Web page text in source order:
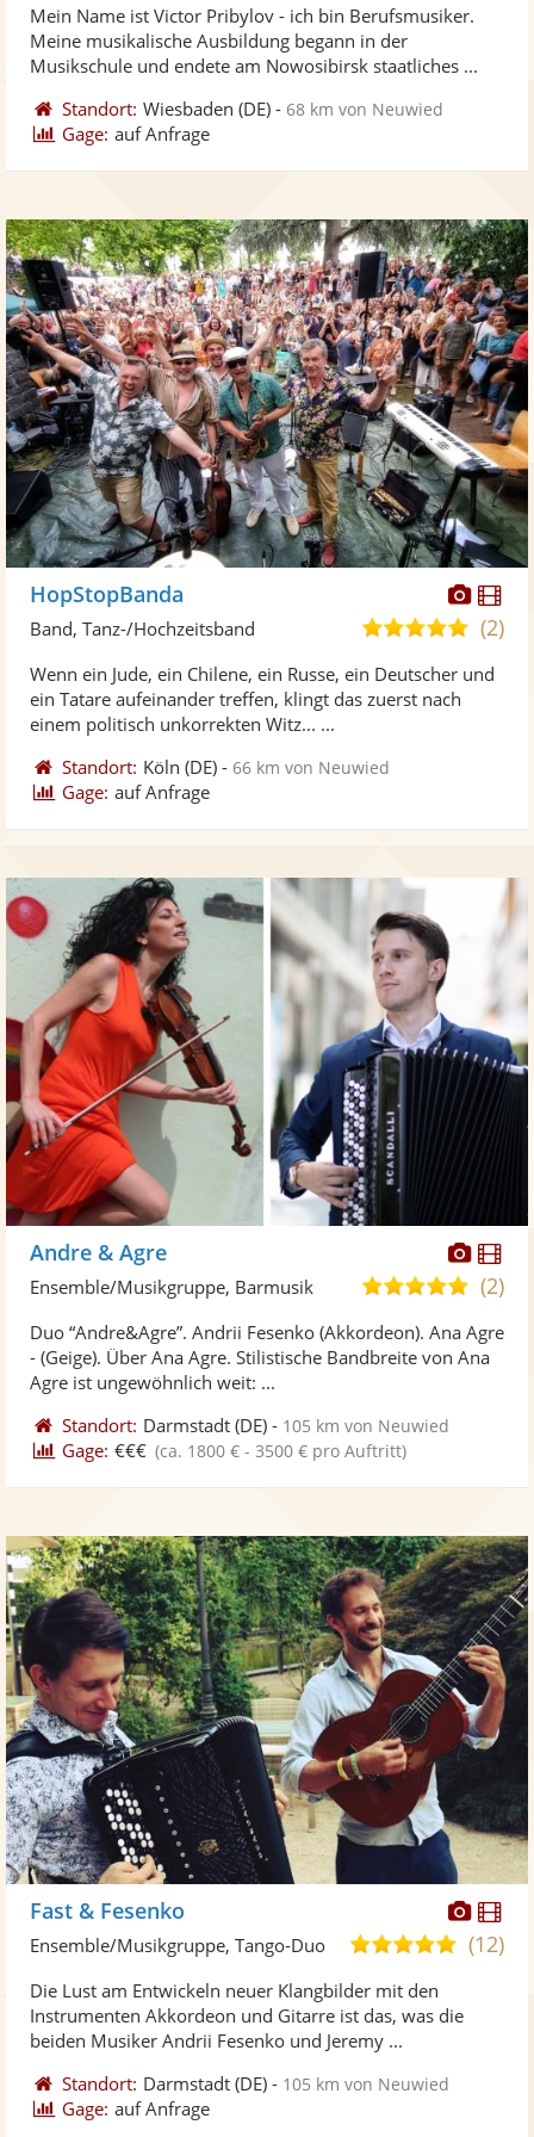
Fotos
5
Mein Name ist Victor Pribylov - ich bin Berufsmusiker.
Meine musikalische Ausbildung begann in der
Musikschule und endete am Nowosibirsk staatliches ...
Standort: Wiesbaden (DE) -68 km von Neuwied
Gage: auf Anfrage
Fotos
HopStopBanda
5,0
5
(2)
Band, Tanz-/Hochzeitsband
Wenn ein Jude, ein Chilene, ein Russe, ein Deutscher und
ein Tatare aufeinander treffen, klingt das zuerst nach
einem politisch unkorrekten Witz... ...
Standort: Köln (DE) -66 km von Neuwied
Gage: auf Anfrage
Fotos
Andre & Agre
4,9
5
(2)
Ensemble/Musikgruppe, Barmusik
Duo “Andre&Agre”. Andrii Fesenko (Akkordeon). Ana Agre
- (Geige). Über Ana Agre. Stilistische Bandbreite von Ana
Agre ist ungewöhnlich weit: ...
Standort: Darmstadt (DE) - 105 km von Neuwied
Gage: €€€ (ca. 1800 € - 3500 € pro Auftritt)
Fast & Fesenko
5,0(12)
Ensemble/Musikgruppe, Tango-Duo
Die Lust am Entwickeln neuer Klangbilder mit den
Instrumenten Akkordeon und Gitarre ist das, was die
beiden Musiker Andrii Fesenko und Jeremy ...
Standort: Darmstadt (DE) - 105 km von Neuwied
Gage: auf Anfrage